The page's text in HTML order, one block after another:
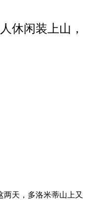
休闲装上山，
两天，多洛米蒂山上又